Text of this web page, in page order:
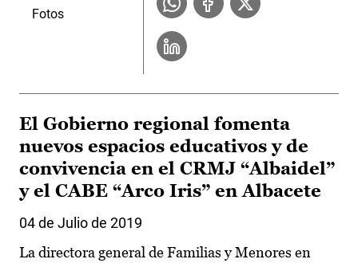
Fotos
El Gobierno regional fomenta
nuevos espacios educativos y de
convivencia en el CRMJ “Albaidel”
y el CABE “Arco Iris” en Albacete
04 de Julio de 2019
La directora general de Familias y Menores en